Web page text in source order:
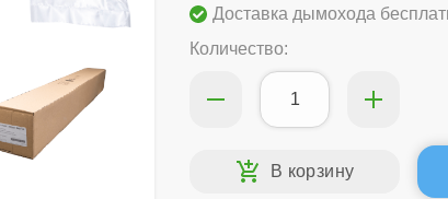
Доставка дымохода
Количество: